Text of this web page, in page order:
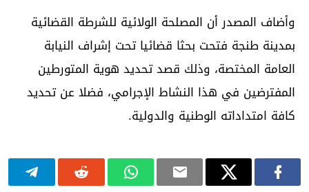
وأضاف المصدر أن المصلحة الولائية للشرطة القضائية
بمدينة طنجة فتحت بحثا قضائيا تحت إشراف النيابة
العامة المختصة، وذلك قصد تحديد هوية المتورطين
المفترضين في هذا النشاط الإجرامي، فضلا عن تحديد
كافة امتداداته الوطنية والدولية.